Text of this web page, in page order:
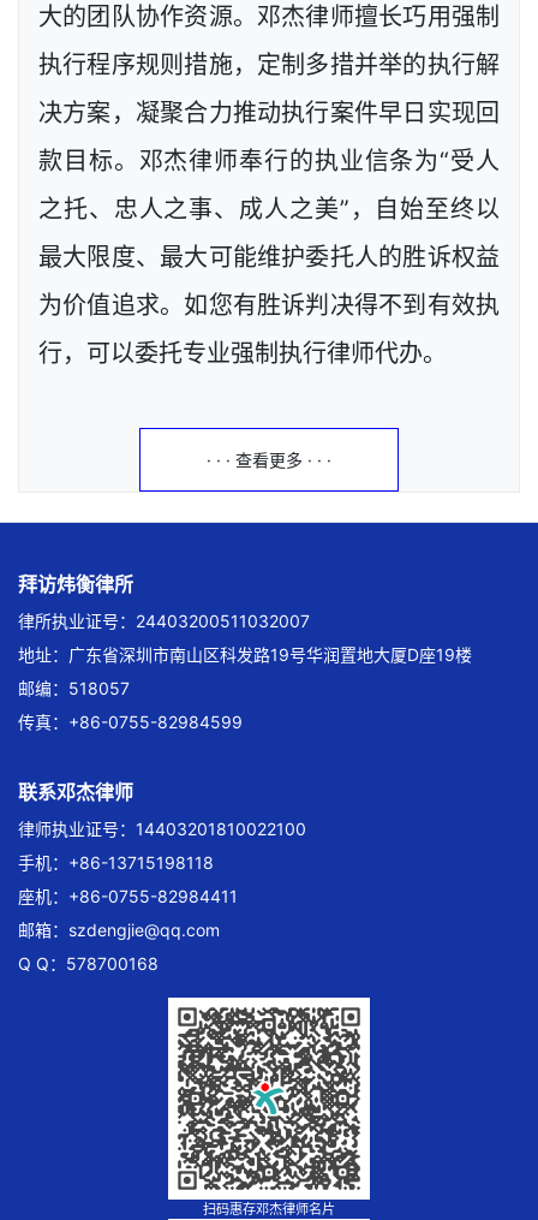
大的团队协作资源。邓杰律师擅长巧用强制
执行程序规则措施，定制多措并举的执行解
决方案，凝聚合力推动执行案件早日实现回
款目标。邓杰律师奉行的执业信条为“受人
之托、忠人之事、成人之美”，自始至终以
最大限度、最大可能维护委托人的胜诉权益
为价值追求。如您有胜诉判决得不到有效执
行，可以委托专业强制执行律师代办。
· · · 查看更多 · · ·
拜访炜衡律所
律所执业证号：24403200511032007
地址：广东省深圳市南山区科发路19号华润置地大厦D座19楼
邮编：518057
传真：+86-0755-82984599
联系邓杰律师
律师执业证号：14403201810022100
手机：+86-13715198118
座机：+86-0755-82984411
邮箱： szdengjie@qq.com
Q Q：578700168
扫码惠存邓杰律师名片